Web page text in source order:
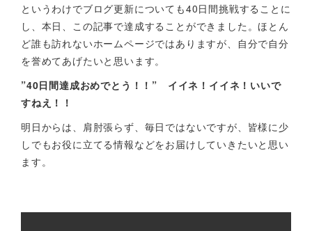
というわけでブログ更新についても40日間挑戦することに
し、本日、この記事で達成することができました。ほとん
ど誰も訪れないホームページではありますが、自分で自分
を誉めてあげたいと思います。
”40日間達成おめでとう！！” イイネ！イイネ！いいで
すねえ！！
明日からは、肩肘張らず、毎日ではないですが、皆様に少
しでもお役に立てる情報などをお届けしていきたいと思い
ます。